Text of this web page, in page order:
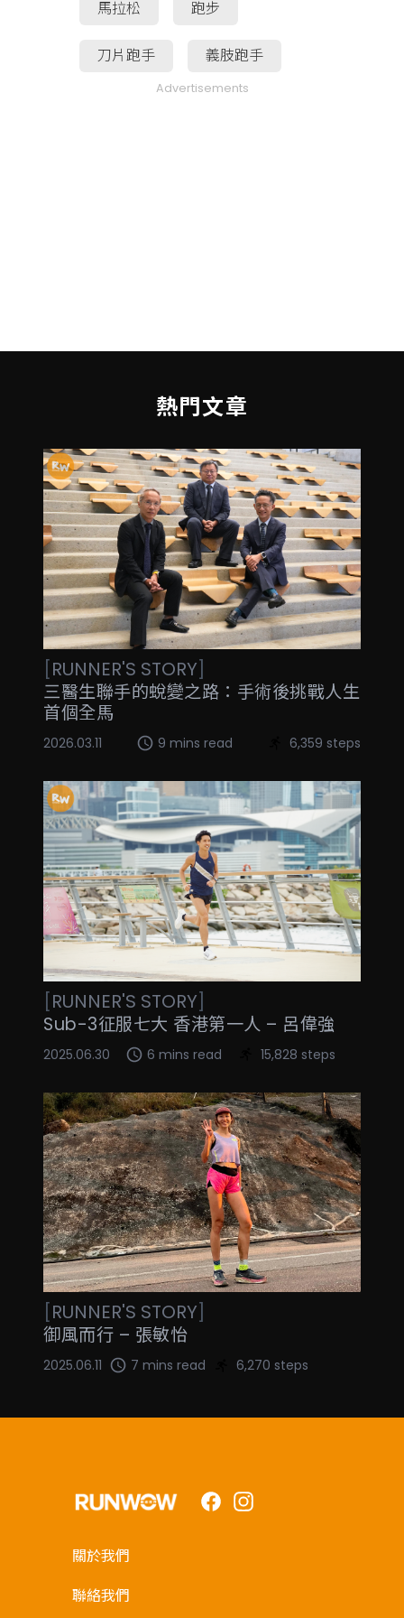
馬拉松 跑步
刀片跑手 義肢跑手
Advertisements
熱門文章
[RUNNER'S STORY]
三醫生聯手的蛻變之路：手術後挑戰人生
首個全馬
2026.03.11 9 mins read 6,359 steps
[RUNNER'S STORY]
Sub-3征服七大 香港第一人 – 呂偉強
2025.06.30 6 mins read 15,828 steps
[RUNNER'S STORY]
御風而行 – 張敏怡
2025.06.11 7 mins read 6,270 steps
FacebookInstagram
關於我們
聯絡我們